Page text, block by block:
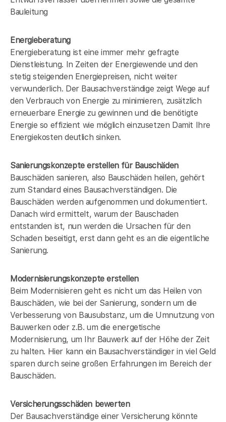
Bauleitung
Energieberatung
Energieberatung ist eine immer mehr gefragte
Dienstleistung. In Zeiten der Energiewende und den
stetig steigenden Energiepreisen, nicht weiter
verwunderlich. Der Bausachverständige zeigt Wege auf
den Verbrauch von Energie zu minimieren, zusätzlich
erneuerbare Energie zu gewinnen und die benötigte
Energie so effizient wie möglich einzusetzen Damit Ihre
Energiekosten deutlich sinken.
Sanierungskonzepte erstellen für Bauschäden
Bauschäden sanieren, also Bauschäden heilen, gehört
zum Standard eines Bausachverständigen. Die
Bauschäden werden aufgenommen und dokumentiert.
Danach wird ermittelt, warum der Bauschaden
entstanden ist, nun werden die Ursachen für den
Schaden beseitigt, erst dann geht es an die eigentliche
Sanierung.
Modernisierungskonzepte erstellen
Beim Modernisieren geht es nicht um das Heilen von
Bauschäden, wie bei der Sanierung, sondern um die
Verbesserung von Bausubstanz, um die Umnutzung von
Bauwerken oder z.B. um die energetische
Modernisierung, um Ihr Bauwerk auf der Höhe der Zeit
zu halten. Hier kann ein Bausachverständiger in viel Geld
sparen durch seine großen Erfahrungen im Bereich der
Bauschäden.
Versicherungsschäden bewerten
Der Bausachverständige einer Versicherung könnte